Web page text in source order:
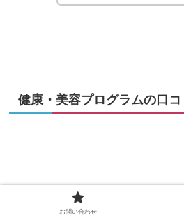
健康・美容プログラムの口コ
KPOPホットヨガに参加しまし
お問い合わせ